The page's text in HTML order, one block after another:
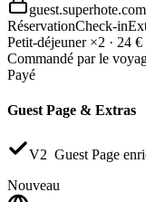
RéservationCheck-in
Petit-déjeuner ×2 · 24 €
Commandé par le
Payé
Guest Page & Extras
V2 Guest Page
Nouveau